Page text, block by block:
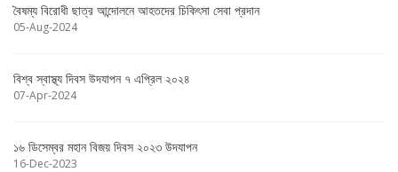
বৈষম্য বিরোধী ছাত্র আন্দোলনে আহতদের চিকিৎসা সেবা প্রদান
05-Aug-2024
বিশ্ব স্বাস্থ্য দিবস উদযাপন ৭ এপ্রিল ২০২৪
07-Apr-2024
১৬ ডিসেম্বর মহান বিজয় দিবস ২০২৩ উদযাপন
16-Dec-2023